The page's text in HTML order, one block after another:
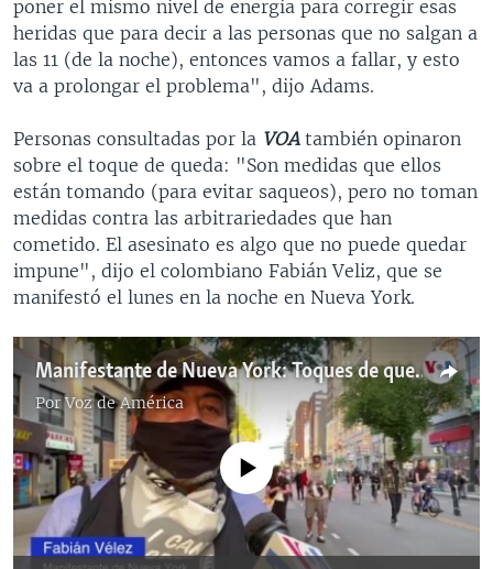
poner el mismo nivel de energía para corregir esas
heridas que para decir a las personas que no salgan a
las 11 (de la noche), entonces vamos a fallar, y esto
va a prolongar el problema", dijo Adams.
Personas consultadas por la VOA también opinaron
sobre el toque de queda: "Son medidas que ellos
están tomando (para evitar saqueos), pero no toman
medidas contra las arbitrariedades que han
cometido. El asesinato es algo que no puede quedar
impune", dijo el colombiano Fabián Veliz, que se
manifestó el lunes en la noche en Nueva York.
Manifestante de Nueva York: Toques de queda intentan silenciar al pueblo
PorVoz de América
No media source currently available